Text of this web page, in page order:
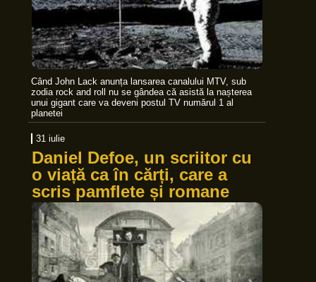
Când John Lack anunța lansarea canalului MTV, sub
zodia rock and roll nu se gândea că asistă la nașterea
unui gigant care va deveni postul TV numărul 1 al
planetei
31 iulie
Daniel Defoe, un scriitor cu
o viață ca în cărți, care a
scris pamflete și romane